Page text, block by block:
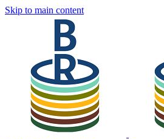
Skip to main content